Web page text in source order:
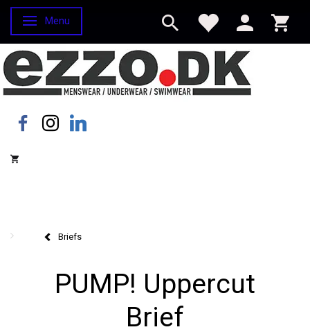
Skifte navigation
Menu
Briefs
PUMP! Uppercut
Brief